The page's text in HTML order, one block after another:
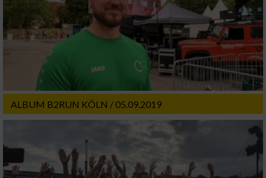
ALBUM B2RUN KÖLN / 05.09.2019